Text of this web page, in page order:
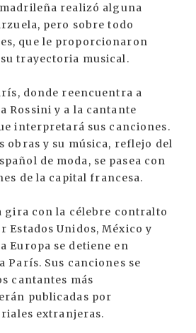
realizó alguna
pero sobre todo
que le proporcionaron
trayectoria musical.
donde reencuentra a
Rossini y a la cantante
interpretará sus canciones.
obras y su música, reflejo del
de moda, se pasea con
de la capital francesa.
gira con la célebre contralto
Estados Unidos, México y
Europa se detiene en
París. Sus canciones se
cantantes más
publicadas por
extranjeras.